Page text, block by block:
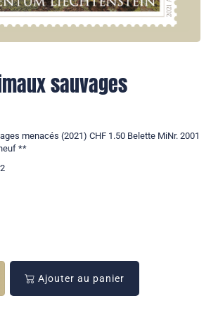
sauvages
menacés (2021) CHF 1.50 Belette MiNr. 2001
**
Ajouter au panier